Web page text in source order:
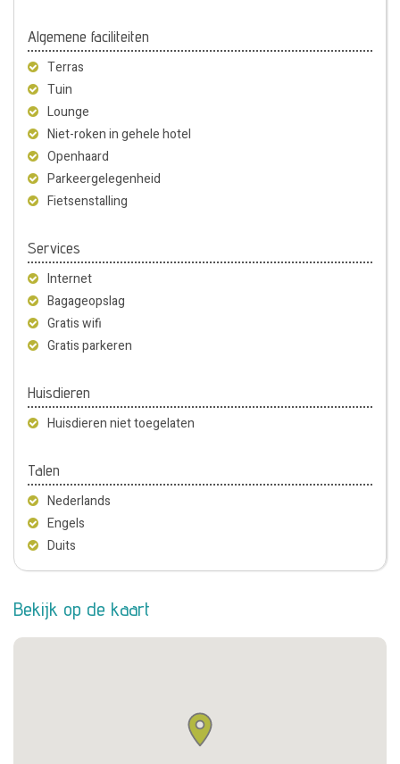
Algemene faciliteiten
Terras
Tuin
Lounge
Niet-roken in gehele hotel
Openhaard
Parkeergelegenheid
Fietsenstalling
Services
Internet
Bagageopslag
Gratis wifi
Gratis parkeren
Huisdieren
Huisdieren niet toegelaten
Talen
Nederlands
Engels
Duits
Bekijk op de kaart